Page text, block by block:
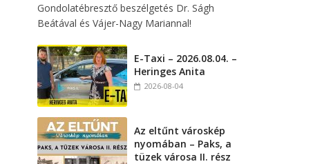
Gondolatébresztő beszélgetés Dr. Ságh
Beátával és Vájer-Nagy Mariannal!
E-Taxi – 2026.08.04. –
Heringes Anita
2026-08-04
Az eltűnt városkép
nyomában – Paks, a
tüzek városa II. rész